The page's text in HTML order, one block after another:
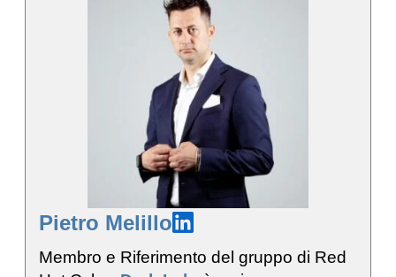
Pietro Melillo
Membro e Riferimento del gruppo di Red